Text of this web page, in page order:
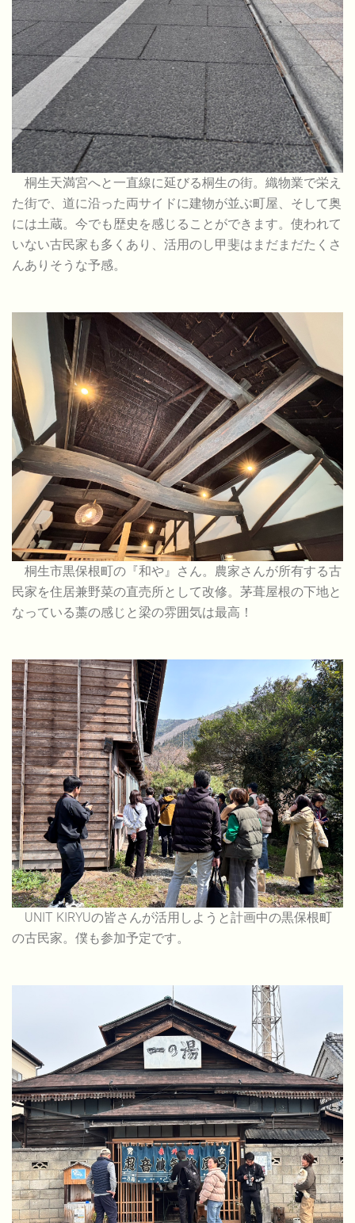
桐生天満宮へと一直線に延びる桐生の街。織物業で栄え
た街で、道に沿った両サイドに建物が並ぶ町屋、そして奥
には土蔵。今でも歴史を感じることができます。使われて
いない古民家も多くあり、活用のし甲斐はまだまだたくさ
んありそうな予感。
桐生市黒保根町の『和や』さん。農家さんが所有する古
民家を住居兼野菜の直売所として改修。茅葺屋根の下地と
なっている藁の感じと梁の雰囲気は最高！
UNIT KIRYUの皆さんが活用しようと計画中の黒保根町
の古民家。僕も参加予定です。